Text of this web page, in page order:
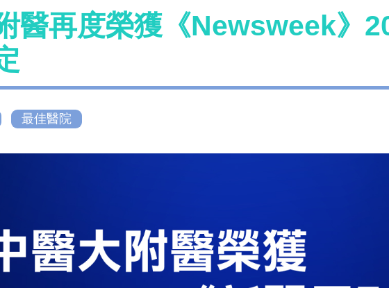
醫再度榮獲《Newsweek》
最佳醫院